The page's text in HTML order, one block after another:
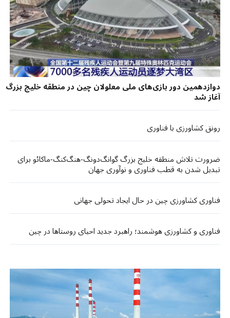
دوازدهمین دور بازی‎های ملی معلولان چین در منطقه خلیج بزرگ
آغاز شد
رونق کشاورزی با فناوری
ضرورت تلاش منطقه خلیج بزرگ گوانگ‌دونگ-هنگ‌کنگ-ماکائو برای
تبدیل شدن به قطب فناوری و نوآوری جهان
فناوری کشاورزی چین در حال ایجاد تحولی جهانی
فناوری و کشاورزی هوشمند؛ راهبرد جدید احیای روستاها در چین